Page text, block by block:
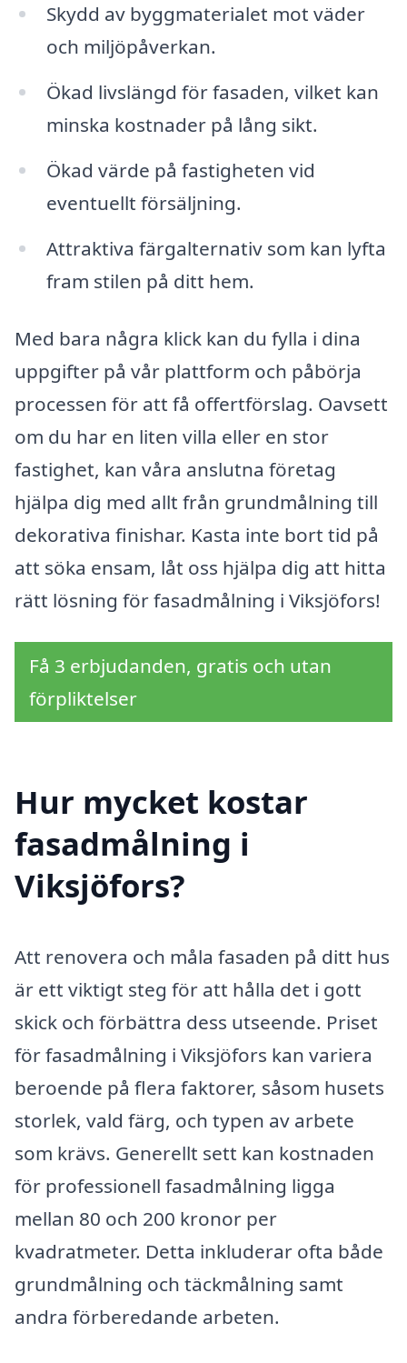
Skydd av byggmaterialet mot väder
och miljöpåverkan.
Ökad livslängd för fasaden, vilket kan
minska kostnader på lång sikt.
Ökad värde på fastigheten vid
eventuellt försäljning.
Attraktiva färgalternativ som kan lyfta
fram stilen på ditt hem.
Med bara några klick kan du fylla i dina
uppgifter på vår plattform och påbörja
processen för att få offertförslag. Oavsett
om du har en liten villa eller en stor
fastighet, kan våra anslutna företag
hjälpa dig med allt från grundmålning till
dekorativa finishar. Kasta inte bort tid på
att söka ensam, låt oss hjälpa dig att hitta
rätt lösning för fasadmålning i Viksjöfors!
Få 3 erbjudanden, gratis och utan
förpliktelser
Hur mycket kostar
fasadmålning i
Viksjöfors?
Att renovera och måla fasaden på ditt hus
är ett viktigt steg för att hålla det i gott
skick och förbättra dess utseende. Priset
för fasadmålning i Viksjöfors kan variera
beroende på flera faktorer, såsom husets
storlek, vald färg, och typen av arbete
som krävs. Generellt sett kan kostnaden
för professionell fasadmålning ligga
mellan 80 och 200 kronor per
kvadratmeter. Detta inkluderar ofta både
grundmålning och täckmålning samt
andra förberedande arbeten.